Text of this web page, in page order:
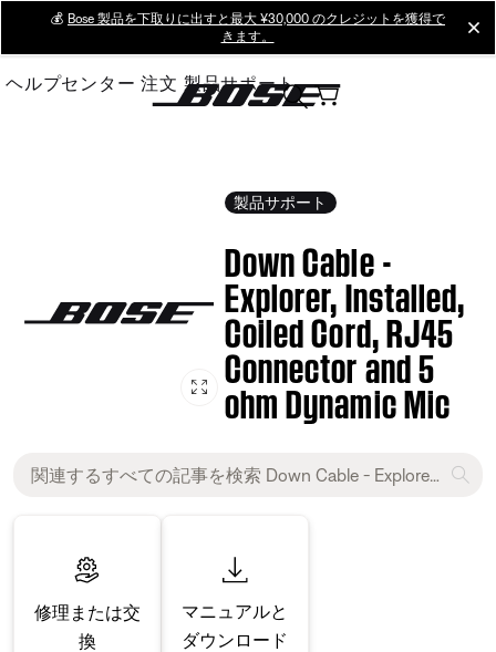
Main
💰 Bose 製品を下取りに出すと最大 ¥30,000 のクレジットを獲得で
きます。
ヘルプセンター 注文 製品サポート
製品サポート
Down Cable -
Explorer, Installed,
Coiled Cord, RJ45
Connector and 5
ohm Dynamic Mic
修理または交
換
マニュアルと
ダウンロード